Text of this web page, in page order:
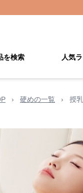
を検索 人気
› 硬めの一覧 › 授